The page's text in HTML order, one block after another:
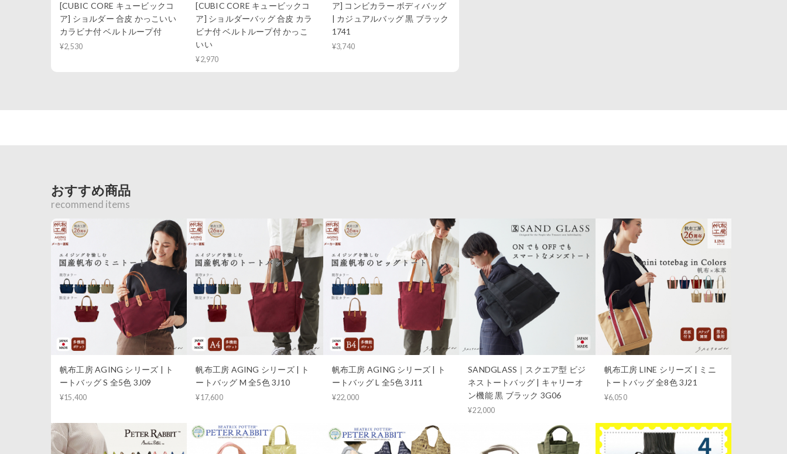
[CUBIC CORE キュービックコ
ア] ショルダー 合皮 かっこいい
カラビナ付 ベルトループ付
¥2,530
[CUBIC CORE キュービックコ
ア] ショルダーバッグ 合皮 カラ
ビナ付 ベルトループ付 かっこ
いい
¥2,970
ア] コンビカラー ボディバッグ
| カジュアルバッグ 黒 ブラック
1741
¥3,740
おすすめ商品
recommend items
帆布工房 AGING シリーズ | ト
ートバッグ S 全5色 3J09
¥15,400
帆布工房 AGING シリーズ | ト
ートバッグ M 全5色 3J10
¥17,600
帆布工房 AGING シリーズ | ト
ートバッグ L 全5色 3J11
¥22,000
SANDGLASS｜スクエア型 ビジ
ネストートバッグ | キャリーオ
ン機能 黒 ブラック 3G06
¥22,000
帆布工房 LINE シリーズ | ミニ
トートバッグ 全8色 3J21
¥6,050